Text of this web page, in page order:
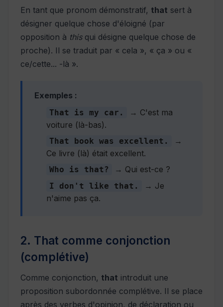
En tant que pronom démonstratif, that sert à
désigner quelque chose d'éloigné (par
opposition à thisqui désigne quelque chose de
proche). Il se traduit par « cela », « ça » ou «
ce/cette... -là ».
Exemples :
That is my car.
→ C'est ma
voiture (là-bas).
That book was excellent.
→
Ce livre (là) était excellent.
Who is that? → Qui est-ce ?
I don't like that.
→ Je
n'aime pas ça.
2. That comme conjonction
(complétive)
Comme conjonction, that introduit une
proposition subordonnée complétive. Il se place
après des verbes d'opinion, de déclaration ou